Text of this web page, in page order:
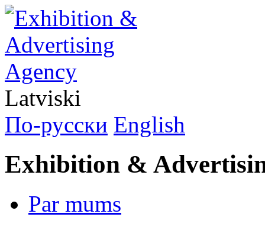
Latviski
По-русски English
Exhibition &
Par mums